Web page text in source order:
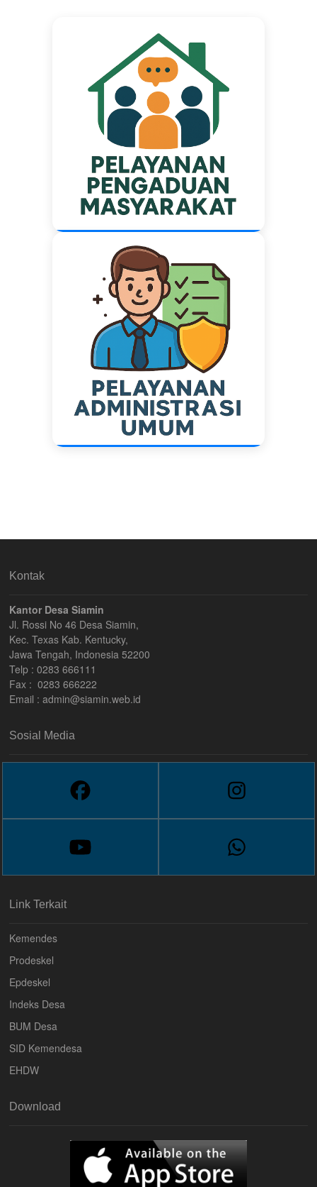
Kontak
Kantor Desa Siamin
Jl. Rossi No 46 Desa Siamin,
Kec. Texas Kab. Kentucky,
Jawa Tengah, Indonesia 52200
Telp : 0283 666111
Fax : 0283 666222
Email :admin@siamin.web.id
Sosial Media
Link Terkait
Kemendes
Prodeskel
Epdeskel
Indeks Desa
BUM Desa
SID Kemendesa
EHDW
Download